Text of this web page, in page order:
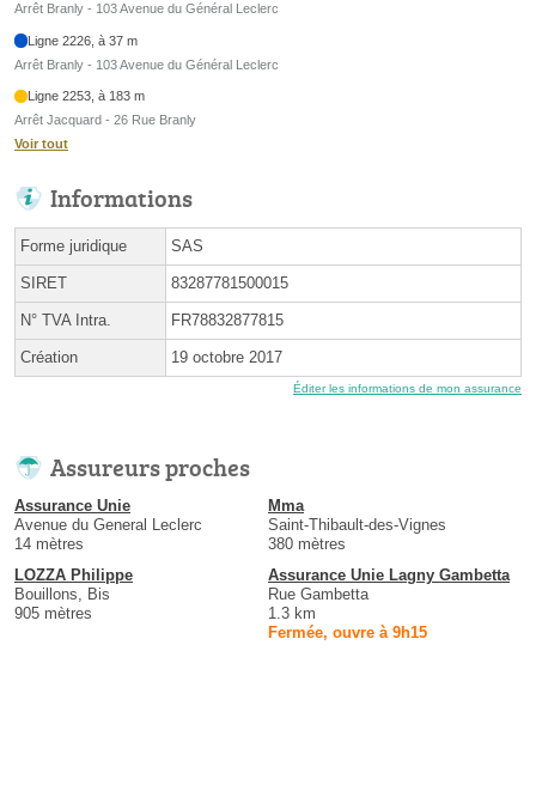
Arrêt Branly - 103 Avenue du Général Leclerc
Ligne 2226, à 37 m
Arrêt Branly - 103 Avenue du Général Leclerc
Ligne 2253, à 183 m
Arrêt Jacquard - 26 Rue Branly
Voir tout
Informations
Forme juridique SAS
SIRET 83287781500015
N° TVA Intra. FR78832877815
Création 19 octobre 2017
Éditer les informations de mon assurance
Assureurs proches
Assurance Unie
Avenue du General Leclerc
14 mètres
Mma
Saint-Thibault-des-Vignes
380 mètres
LOZZA Philippe
Bouillons, Bis
905 mètres
Assurance Unie Lagny Gambetta
Rue Gambetta
1.3 km
Fermée, ouvre à 9h15